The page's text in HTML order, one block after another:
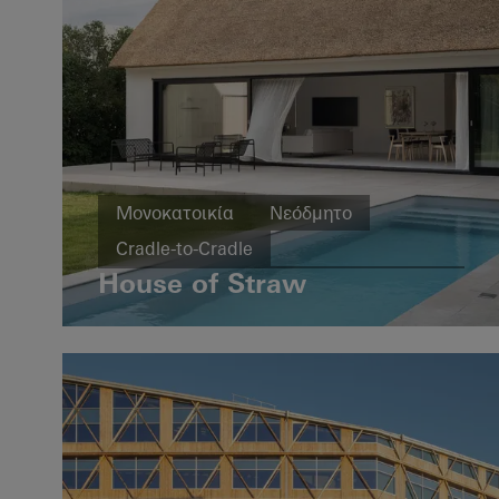
Μονοκατοικία
Νεόδμητο
Cradle-to-Cradle
Σχεδιασμός κι Αισθητική
Παράθυρα
Sweden
House of Straw